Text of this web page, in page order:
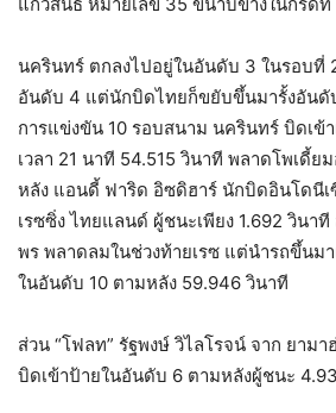
นครินทร์ ตกลงไปอยู่ในอันดับ 3 ในรอบที่
อันดับ 4 แต่นักบิดไทยก็ขยับขึ้นมารั้งอันดั
การแข่งขัน 10 รอบสนาม นครินทร์ บิดเข้
เวลา 21 นาที 54.515 วินาที พลาดโพเดี้ย
หลัง แอนดี้ ฟาริด อิซดิฮาร์ นักบิดอินโดนี
เรซซิ่ง ไทยแลนด์ ผู้ชนะเพียง 1.692 วินา
พร พลาดลมในช่วงท้ายเรซ แต่นำรถขึ้นม
ในอันดับ 10 ตามหลัง 59.946 วินาที
ส่วน “โฟลท” รัฐพงษ์ วิไลโรจน์ จาก ยาม
บิดเข้าป้ายในอันดับ 6 ตามหลังผู้ชนะ